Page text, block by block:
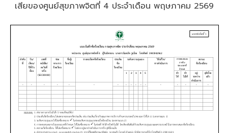
ความ
ทักษะ
ครั้ง
ที่
1
และ
มี
สิทธิ
เข้า
รับ
เสียของศูนย์สุขภาพจิตที่ 4 ประจำเดือน พฤษภาคม 2569